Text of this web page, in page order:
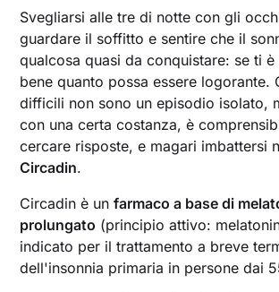
Svegliarsi alle tre di notte con gli
guardare il soffitto e sentire che il
qualcosa quasi da conquistare: se ti
bene quanto possa essere logorante.
difficili non sono un episodio isolato,
con una certa costanza, è
cercare risposte, e magari imbattersi
Circadin.
Circadin è unfarmaco a base di
prolungato (principio attivo:
indicato per il trattamento a breve
dell'insonnia primaria in persone dai